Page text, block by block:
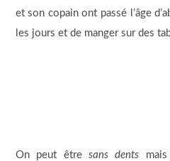
et son copain ont passé l’âge
les jours et de manger sur des
On peut être sans dents